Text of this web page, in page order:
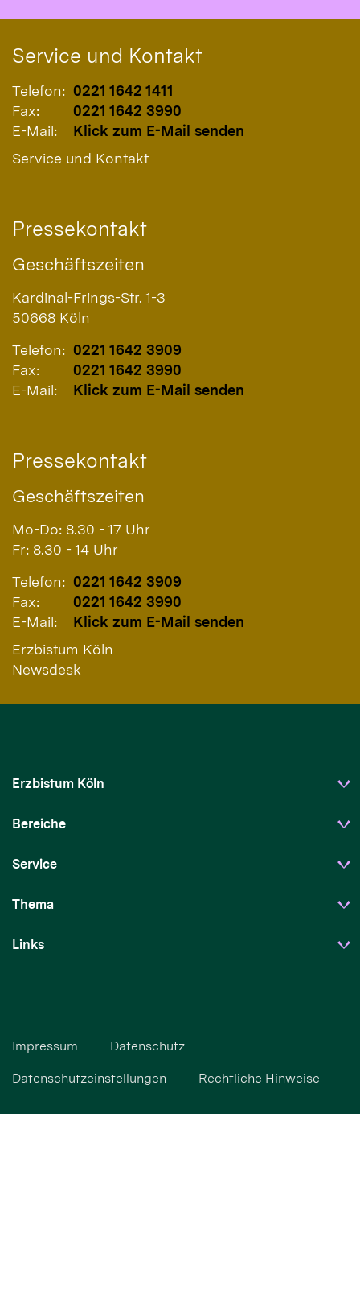
Service und Kontakt
Telefon: 0221 1642 1411
Fax:
0221 1642 3990
E-Mail:
Klick zum E-Mail senden
Service und Kontakt
Pressekontakt
Geschäftszeiten
Kardinal-Frings-Str. 1-3
50668 Köln
Telefon: 0221 1642 3909
Fax:
0221 1642 3990
E-Mail:
Klick zum E-Mail senden
Pressekontakt
Geschäftszeiten
Mo-Do: 8.30 - 17 Uhr
Fr: 8.30 - 14 Uhr
Telefon: 0221 1642 3909
Fax:
0221 1642 3990
E-Mail:
Klick zum E-Mail senden
Erzbistum Köln
Newsdesk
Erzbistum Köln
Bereiche
Service
Thema
Links
Impressum Datenschutz
Datenschutzeinstellungen Rechtliche Hinweise